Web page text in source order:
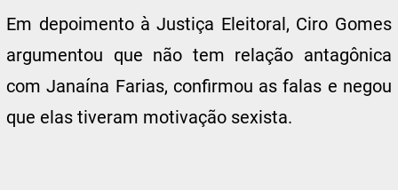
Em depoimento à Justiça Eleitoral, Ciro Gomes
argumentou que não tem relação antagônica
com Janaína Farias, confirmou as falas e negou
que elas tiveram motivação sexista.